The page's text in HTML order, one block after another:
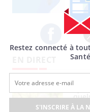
Facebook
Restez connecté à
Santé
S'INSCRIRE À LA